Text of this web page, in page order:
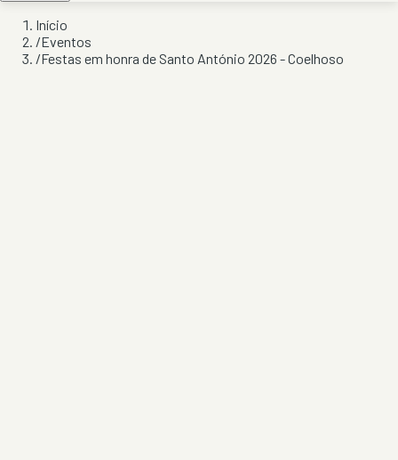
Início
/Eventos
/Festas em honra de Santo António 2026 - Coelhoso